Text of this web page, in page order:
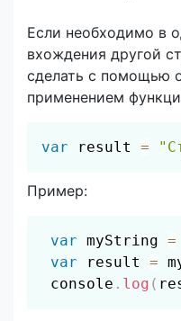
Если необходимо в
вхождения другой
сделать с помощью
применением
var result =
Пример:
var myString =
var result =
console . log (